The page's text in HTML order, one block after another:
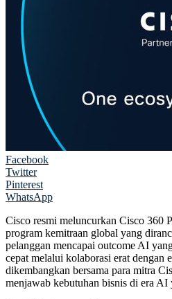
Facebook
Twitter
Pinterest
WhatsApp
Cisco resmi meluncurkan Cisco 360
program kemitraan global yang
pelanggan mencapai outcome AI
cepat melalui kolaborasi erat dengan
dikembangkan bersama para mitra
menjawab kebutuhan bisnis di era AI